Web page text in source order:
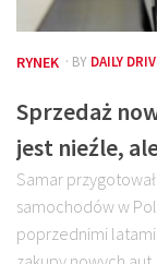
RYNEK · BY DAILY
Sprzedaż
jest nieźle,
Samar
samochodów w
poprzednimi